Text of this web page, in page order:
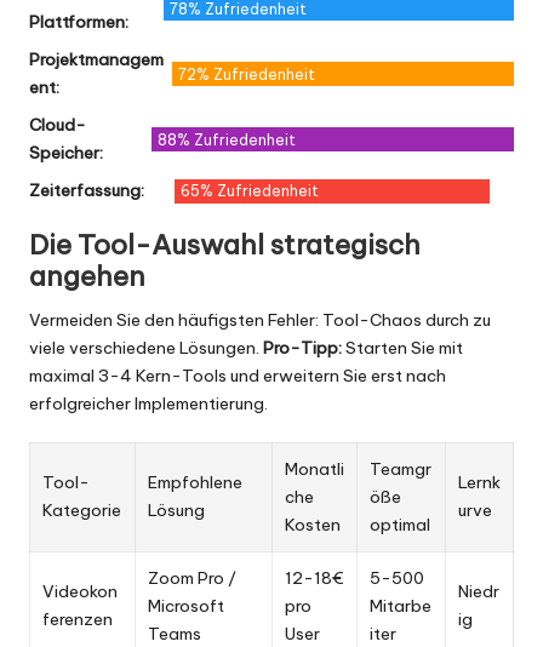
Plattformen:
78% Zufriedenheit
Projektmanagem
ent:
72% Zufriedenheit
Cloud-
Speicher:
88% Zufriedenheit
Zeiterfassung: 65% Zufriedenheit
Die Tool-Auswahl strategisch
angehen
Vermeiden Sie den häufigsten Fehler: Tool-Chaos durch zu
viele verschiedene Lösungen. Pro-Tipp:Starten Sie mit
maximal 3-4 Kern-Tools und erweitern Sie erst nach
erfolgreicher Implementierung.
Tool-
Kategorie
Empfohlene
Lösung
Monatli
che
Kosten
Teamgr
öße
optimal
Lernk
urve
Videokon
ferenzen
Zoom Pro /
Microsoft
Teams
12-18€
pro
User
5-500
Mitarbe
iter
Niedr
ig